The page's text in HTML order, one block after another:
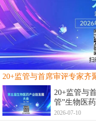
20+监管与
管”生物医
2026-07-10